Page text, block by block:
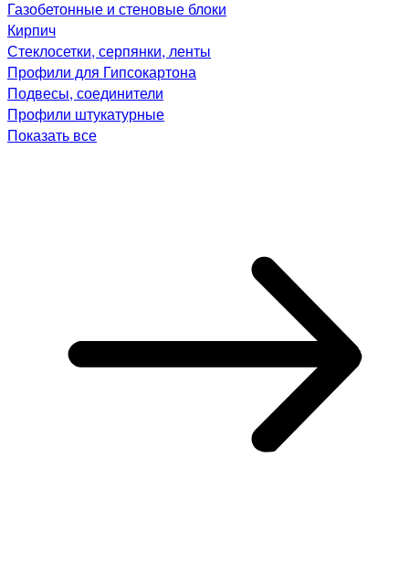
Газобетонные и стеновые блоки
Кирпич
Стеклосетки, серпянки, ленты
Профили для Гипсокартона
Подвесы, соединители
Профили штукатурные
Показать все